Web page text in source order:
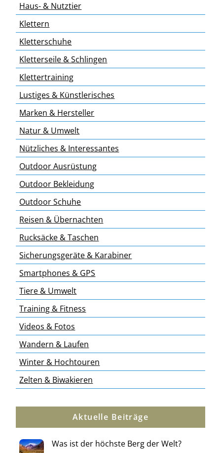
Haus- & Nutztier
Klettern
Kletterschuhe
Kletterseile & Schlingen
Klettertraining
Lustiges & Künstlerisches
Marken & Hersteller
Natur & Umwelt
Nützliches & Interessantes
Outdoor Ausrüstung
Outdoor Bekleidung
Outdoor Schuhe
Reisen & Übernachten
Rucksäcke & Taschen
Sicherungsgeräte & Karabiner
Smartphones & GPS
Tiere & Umwelt
Training & Fitness
Videos & Fotos
Wandern & Laufen
Winter & Hochtouren
Zelten & Biwakieren
Aktuelle Beiträge
Was ist der höchste Berg der Welt?